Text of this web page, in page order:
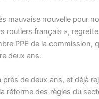
mauvaise nouvelle pour
routiers français », regrette
PPE de la commission,
deux ans.
près de deux ans, et déjà
réforme des règles du